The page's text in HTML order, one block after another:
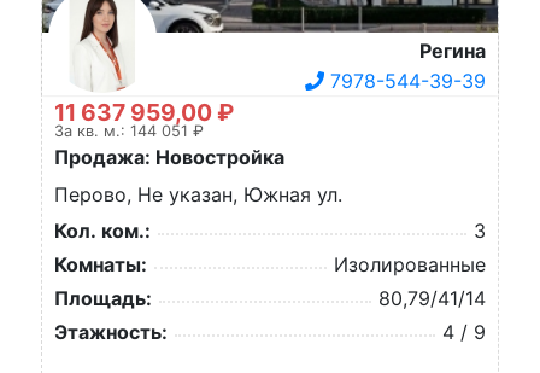
Регина
7978-544-39-39
11 637 959,00 ₽
За кв. м.: 144 051 ₽
Продажа: Новостройка
Перово, Не указан, Южная ул.
Кол. ком.:
3
Комнаты:
Изолированные
Площадь:
80,79/41/14
Этажность:
4 / 9